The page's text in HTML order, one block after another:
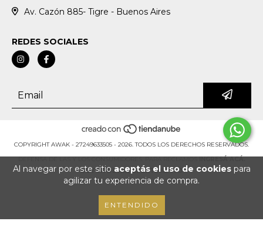
Al navegar por este sitio aceptás el uso de cookiespara
agilizar tu experiencia de compra.
ENTENDIDO
Av. Cazón 885- Tigre - Buenos Aires
REDES SOCIALES
COPYRIGHT AWAK - 27249633505 - 2026. TODOS LOS DERECHOS RESERVADOS.
DEFENSA DE LAS Y LOS CONSUMIDORES. PARA RECLAMOS INGRESÁ ACÁ.
BOTÓN DE ARREPENTIMIENTO